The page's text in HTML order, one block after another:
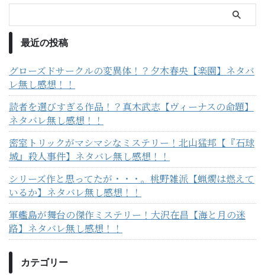
最近の投稿
グローズドサークルの変異体！？夕木春央【楽園】ネタバ
レ無し感想！！
読者を選びすぎる作品！？真木武志【ヴィーナスの命題】
ネタバレ無し感想！！
密室トリックがマシマシなミステリー！北山猛邦【『石球
城』殺人事件】ネタバレ無し感想！！
シリーズ作と思ってたが・・・。桃野雑派【蝋燭は燃えて
いるか】ネタバレ無し感想！！
軍艦島が舞台の傑作ミステリー！大沢在昌【海と月の迷
路】ネタバレ無し感想！！
カテゴリー